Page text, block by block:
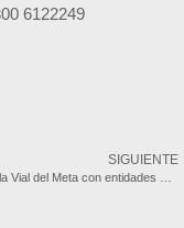
6122249
SIGUIENTE